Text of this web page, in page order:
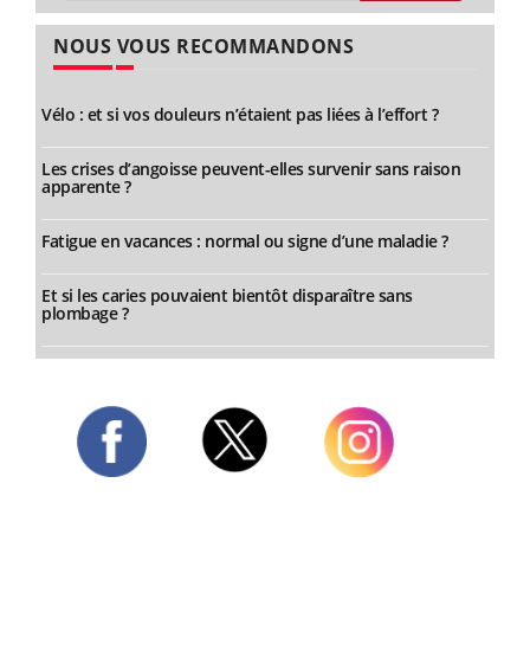
NOUS VOUS RECOMMANDONS
Vélo : et si vos douleurs n’étaient pas liées à l’effort ?
Les crises d’angoisse peuvent-elles survenir sans raison
apparente ?
Fatigue en vacances : normal ou signe d’une maladie ?
Et si les caries pouvaient bientôt disparaître sans
plombage ?